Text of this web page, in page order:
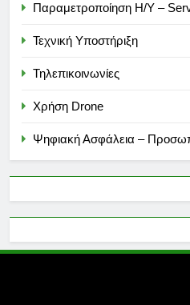
Παραμετροποίηση Η/Υ –
Τεχνική Υποστήριξη
Τηλεπικοινωνίες
Χρήση Drone
Ψηφιακή Ασφάλεια –